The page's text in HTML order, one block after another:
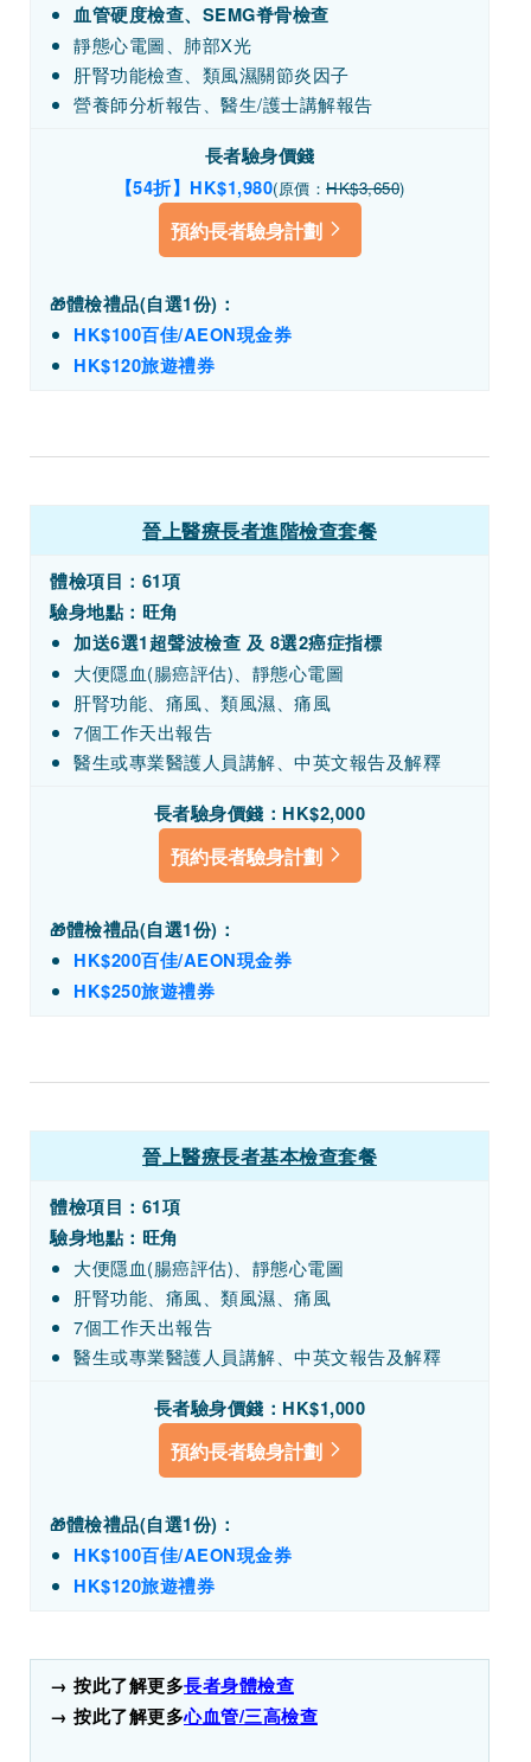
血管硬度檢查、SEMG脊骨檢查
靜態心電圖、肺部X光
肝腎功能檢查、類風濕關節炎因子
營養師分析報告、醫生/護士講解報告
長者驗身價錢
【54折】HK$1,980(原價： HK$3,650)
預約長者驗身計劃
🎁體檢禮品(自選1份) ：
HK$100百佳/AEON現金券
HK$120旅遊禮券
晉上醫療長者進階檢查套餐
體檢項目： 61項
驗身地點：旺角
加送6選1超聲波檢查 及 8選2癌症指標
大便隱血(腸癌評估)、靜態心電圖
肝腎功能、痛風、類風濕、痛風
7個工作天出報告
醫生或專業醫護人員講解、中英文報告及解釋
長者驗身價錢：HK$2,000
預約長者驗身計劃
🎁體檢禮品(自選1份) ：
HK$200百佳/AEON現金券
HK$250旅遊禮券
晉上醫療長者基本檢查套餐
體檢項目： 61項
驗身地點：旺角
大便隱血(腸癌評估)、靜態心電圖
肝腎功能、痛風、類風濕、痛風
7個工作天出報告
醫生或專業醫護人員講解、中英文報告及解釋
長者驗身價錢：HK$1,000
預約長者驗身計劃
🎁體檢禮品(自選1份) ：
HK$100百佳/AEON現金券
HK$120旅遊禮券
→ 按此了解更多長者身體檢查
→ 按此了解更多心血管/三高檢查